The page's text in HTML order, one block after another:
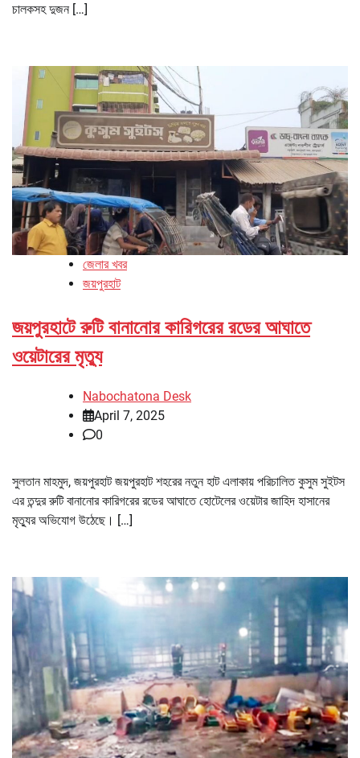
চালকসহ দুজন […]
জেলার খবর
জয়পুরহাট
জয়পুরহাটে রুটি বানানোর কারিগরের রডের আঘাতে
ওয়েটারের মৃত্যু
Nabochatona Desk
April 7, 2025
0
সুলতান মাহমুদ, জয়পুরহাট জয়পুরহাট শহরের নতুন হাট এলাকায় পরিচালিত কুসুম সুইটস
এর তন্দুর রুটি বানানোর কারিগরের রডের আঘাতে হোটেলের ওয়েটার জাহিদ হাসানের
মৃত্যুর অভিযোগ উঠেছে। […]